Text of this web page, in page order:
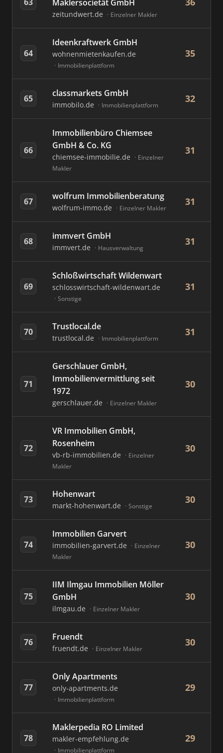
Maklersocietät GmbH
zeitundwert.de Einzelner Makler
64
Ideenkraftwerk GmbH
wohnenmietenkaufen.de
Immobilienplattform
35
65 classmarkets GmbH
immobilo.de Immobilienplattform
32
66
Immobilienbüro Chiemsee
GmbH & Co. KG
chiemsee-immobilie.de
Einzelner
Makler
31
67 wolfrum Immobilienberatung
wolfrum-immo.de Einzelner Makler
31
68 immvert GmbH
immvert.de Hausverwaltung
31
69
Schloßwirtschaft Wildenwart
schlosswirtschaft-wildenwart.de
Sonstige
31
70 Trustlocal.de
trustlocal.de Immobilienplattform
31
71
Gerschlauer GmbH,
Immobilienvermittlung seit
1972
gerschlauer.de Einzelner Makler
30
72
VR Immobilien GmbH,
Rosenheim
vb-rb-immobilien.de
Einzelner
Makler
30
73 Hohenwart
markt-hohenwart.de Sonstige
30
74
Immobilien Garvert
immobilien-garvert.de
Einzelner
Makler
30
75
IIM Ilmgau Immobilien Möller
GmbH
ilmgau.de Einzelner Makler
30
76 Fruendt
fruendt.de Einzelner Makler
30
77
Only Apartments
only-apartments.de
Immobilienplattform
29
78
Maklerpedia RO Limited
makler-empfehlung.de
Immobilienplattform
29